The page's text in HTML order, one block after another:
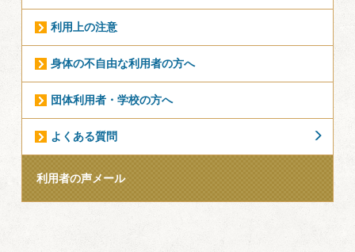
利用上の注意
身体の不自由な利用者の方へ
団体利用者・学校の方へ
よくある質問
利用者の声メール